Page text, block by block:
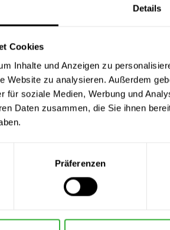
Details
Cookies
Inhalte und Anzeigen zu
Website zu analysieren. Außerdem
für soziale Medien, Werbung und
Daten zusammen, die Sie ihnen
Präferenzen
beträgt laut Hersteller ca. 3,57 bis
Bei diesen Verbrauchszahlen
& Dokumente
(PDF)
Merkblätter
Merkblatt (PDF)